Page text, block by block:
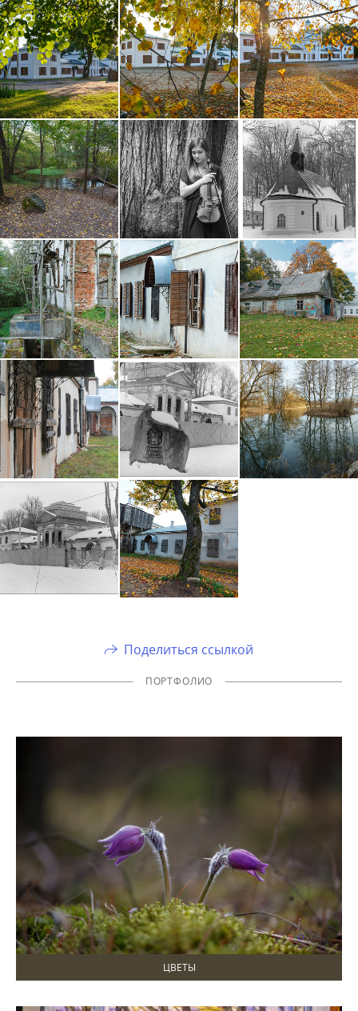
Поделиться ссылкой
ПОРТФОЛИО
ЦВЕТЫ